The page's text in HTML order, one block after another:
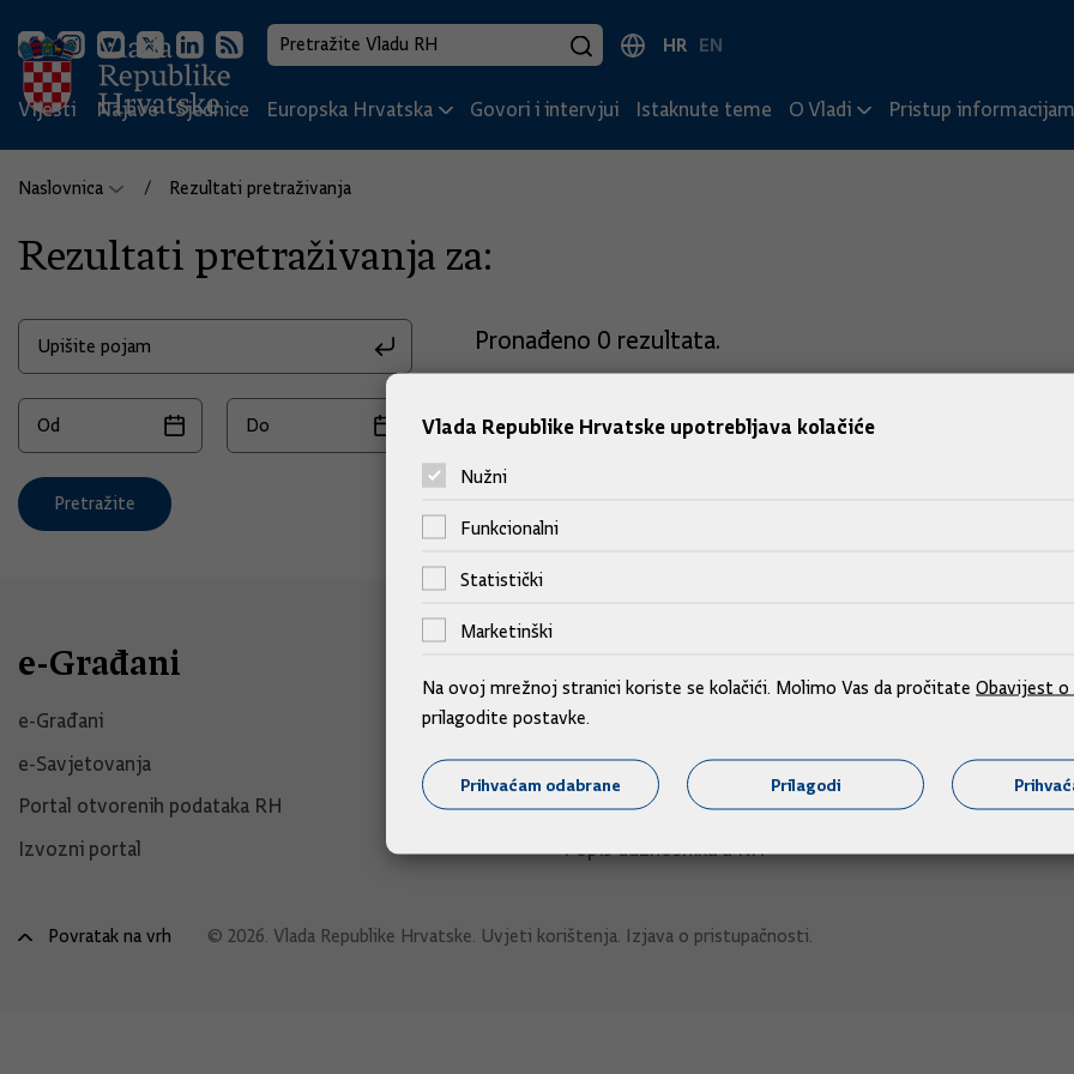
HR EN
Vijesti Najave Sjednice Europska Hrvatska Govori i intervjui Istaknute teme O Vladi Pristup
Naslovnica Rezultati pretraživanja
Rezultati pretraživanja za:
Pretražite
Pronađeno 0 rezultata.
e-Građani
e-Građani
e-Savjetovanja
Portal otvorenih podataka RH
Izvozni portal
Središnji katalog službenih dokumenata RH
Adresar tijela javne vlasti
Adresar političkih stranaka u RH
Popis dužnosnika u RH
Povratak na vrh © 2026. Vlada Republike Hrvatske. Uvjeti korištenja. Izjava o pristupačnosti.
Vlada Republike Hrvatske upotrebljava kolačiće
Nužni
Funkcionalni
Statistički
Marketinški
Na ovoj mrežnoj stranici koriste se kolačići. Molimo Vas da pročitate Obavijest o
prilagodite postavke.
Prihvaćam odabrane Prilagodi